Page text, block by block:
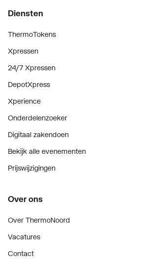
Diensten
ThermoTokens
Xpressen
24/7 Xpressen
DepotXpress
Xperience
Onderdelenzoeker
Digitaal zakendoen
Bekijk alle evenementen
Prijswijzigingen
Over ons
Over ThermoNoord
Vacatures
Contact